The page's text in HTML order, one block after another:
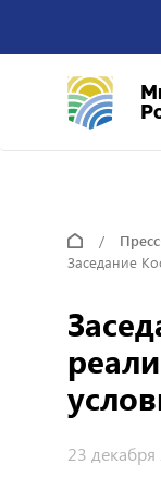
Заседание
23 декабря